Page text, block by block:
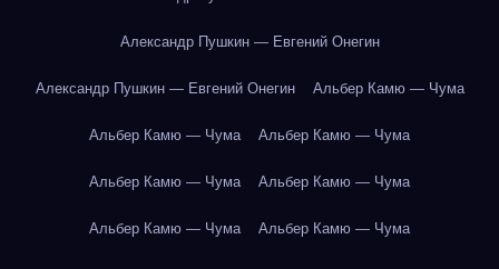
Александр Пушкин — Евгений Онегин
Александр Пушкин — Евгений Онегин Альбер Камю — Чума
Альбер Камю — Чума Альбер Камю — Чума
Альбер Камю — Чума Альбер Камю — Чума
Альбер Камю — Чума Альбер Камю — Чума